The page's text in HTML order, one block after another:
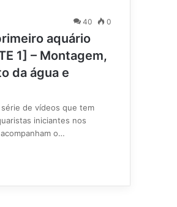
40 0
aquário
1] – Montagem,
da água e
série de vídeos que tem
iniciantes nos
o…